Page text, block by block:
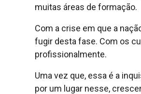
muitas áreas de formação.
Com a crise em que a
fugir desta fase. Com os
profissionalmente.
Uma vez que, essa é a
por um lugar nesse,